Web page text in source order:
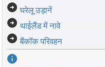
arrow_circle_right घरेलू उड़ानें
arrow_circle_right थाईलैंड में नावे
arrow_circle_right बैंकॉक परिवहन
info